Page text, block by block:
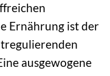
Ernährung ist der
ausgewogene